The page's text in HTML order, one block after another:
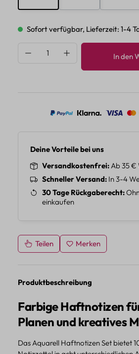
Sofort verfügbar, Lieferzeit: 1-4
Produkt Anzahl: GibIn den
Deine Vorteile bei uns
Versandkostenfrei Ab 35 €
Schneller Versand In 3-4
30 Tage Rückgaberecht
einkaufen
Teilen Merken
Produktbeschreibung
Farbige Haftnotizen
Planen und kreatives
Das Aquarell Haftnotizen Set bietet